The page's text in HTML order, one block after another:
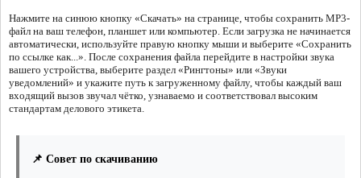
Нажмите на синюю кнопку «Скачать» на странице, чтобы сохранить MP3-
файл на ваш телефон, планшет или компьютер. Если загрузка не начинается
автоматически, используйте правую кнопку мыши и выберите «Сохранить
по ссылке как...». После сохранения файла перейдите в настройки звука
вашего устройства, выберите раздел «Рингтоны» или «Звуки
уведомлений» и укажите путь к загруженному файлу, чтобы каждый ваш
входящий вызов звучал чётко, узнаваемо и соответствовал высоким
стандартам делового этикета.
📌 Совет по скачиванию